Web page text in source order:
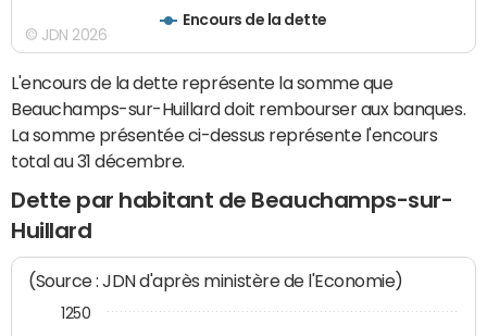
Encours de la dette
© JDN 2026
L'encours de la dette représente la somme que
Beauchamps-sur-Huillard doit rembourser aux banques.
La somme présentée ci-dessus représente l'encours
total au 31 décembre.
Dette par habitant de Beauchamps-sur-
Huillard
(Source : JDN d'après ministère de l'Economie)
1250